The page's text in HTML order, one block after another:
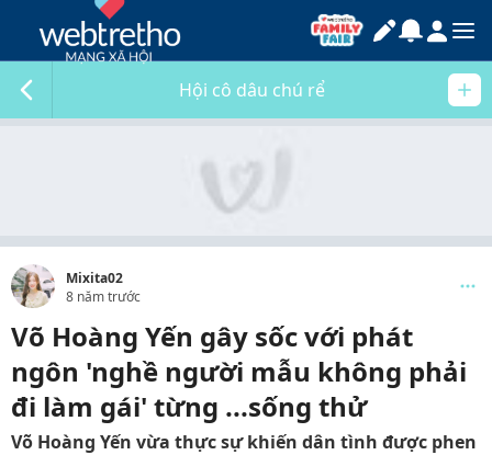
Hội cô dâu chú rể
Mixita02
8 năm trước
Võ Hoàng Yến gây sốc với phát
ngôn 'nghề người mẫu không phải
đi làm gái' từng ...sống thử
Võ Hoàng Yến vừa thực sự khiến dân tình được phen